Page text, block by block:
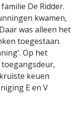
De Ridder.
kwamen,
was alleen het
toegestaan.
Op het
keuen
E en V